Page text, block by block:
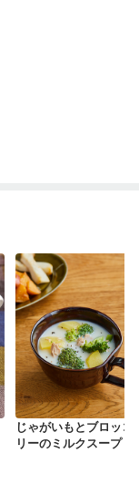
じゃがいもとブロッコ
リーのミルクスープ